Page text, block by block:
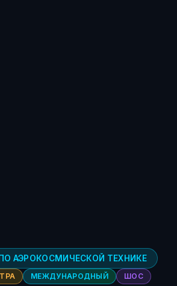
АЭРОКОСМИЧЕСКОЙ ТЕХНИКЕ
МЕЖДУНАРОДНЫЙ ШОС